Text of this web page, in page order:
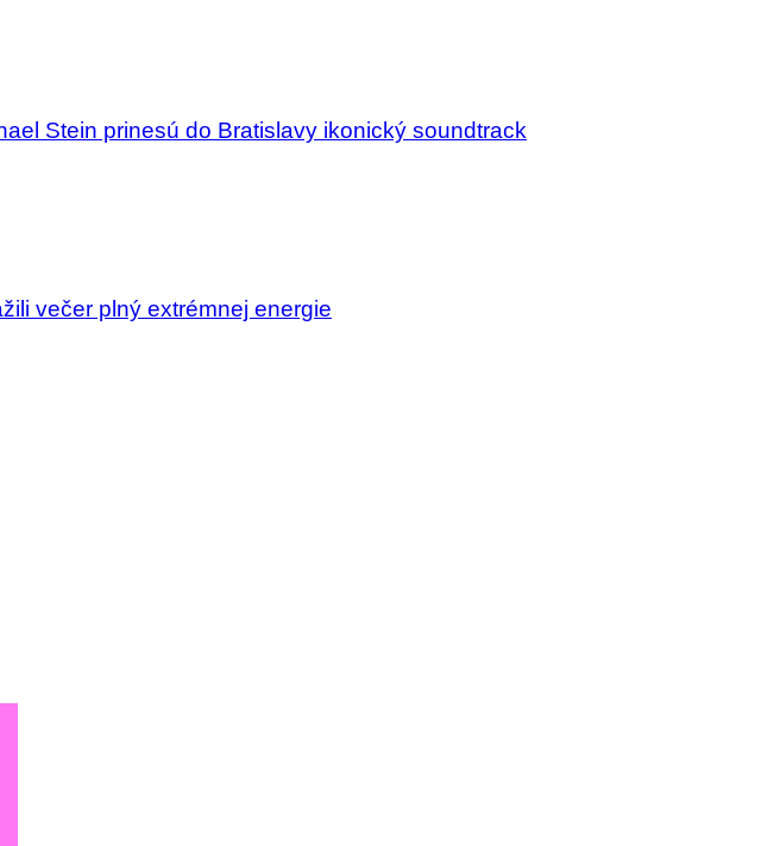
Stein prinesú do Bratislavy ikonický soundtrack
večer plný extrémnej energie